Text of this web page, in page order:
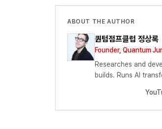
ABOUT THE AUTHOR
퀀텀점프클럽 정상록
Founder, Quantum
Researches and
builds. Runs AI